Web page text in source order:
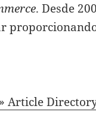
. Desde
Article